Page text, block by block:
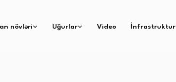
növləri Uğurlar Video İnfrastruktur